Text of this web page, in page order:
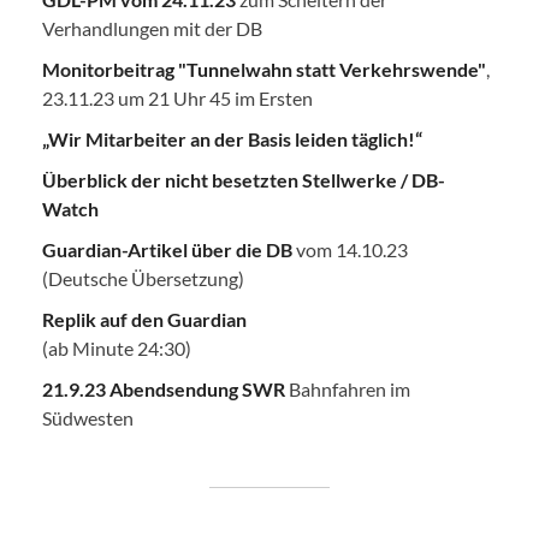
Verhandlungen mit der DB
Monitorbeitrag "Tunnelwahn statt Verkehrswende"
23.11.23 um 21 Uhr 45 im Ersten
„Wir Mitarbeiter an der Basis leiden täglich!“
Überblick der nicht besetzten Stellwerke / DB-
Watch
Guardian-Artikel über die DBvom 14.10.23
(Deutsche Übersetzung)
Replik auf den Guardian
(ab Minute 24:30)
21.9.23 Abendsendung SWR Bahnfahren im
Südwesten